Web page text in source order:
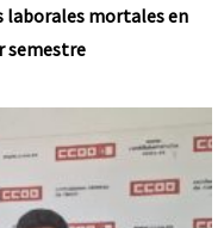
laborales mortales en
semestre